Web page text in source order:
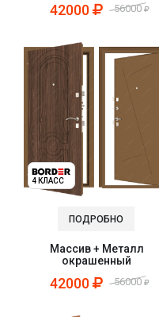
42000 56000
4 КЛАСС
ПОДРОБНО
Массив + Металл
окрашенный
42000 56000